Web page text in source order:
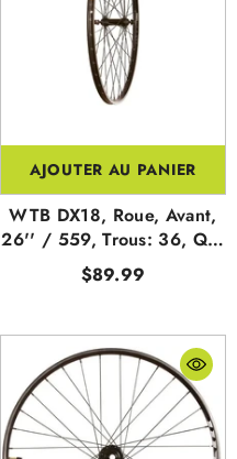
AJOUTER AU PANIER
WTB DX18, Roue, Avant,
26'' / 559, Trous: 36, QR,
100mm, Sur Jante
$89.99